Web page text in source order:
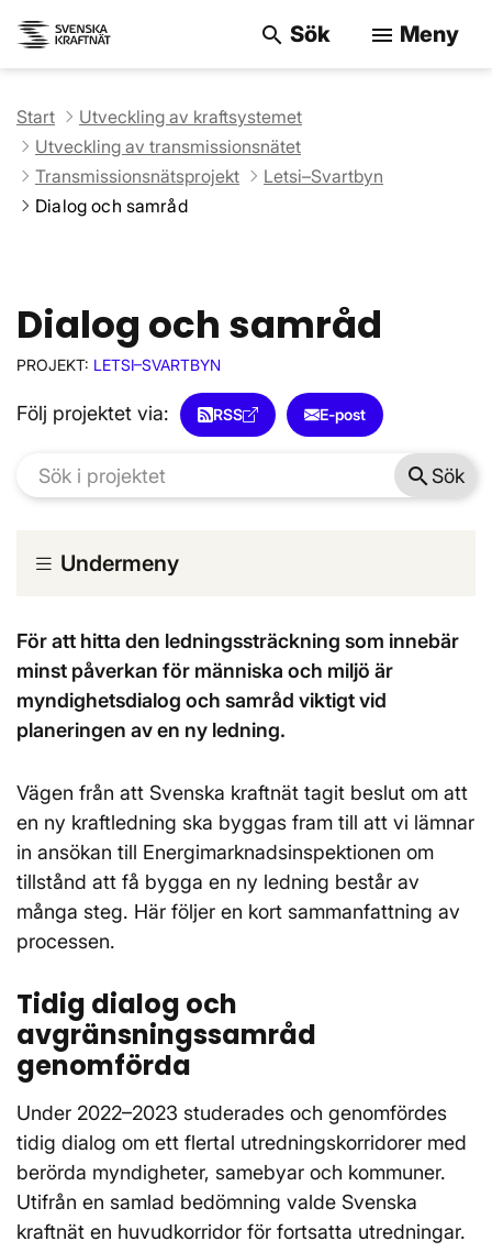
search Sök menu Meny
Start
Utveckling av kraftsystemet
Utveckling av transmissionsnätet
Transmissionsnätsprojekt
Letsi–Svartbyn
Dialog och samråd
Dialog och samråd
PROJEKT: LETSI–SVARTBYN
Följ projektet via: RSS E-post
search Sök
Undermeny
För att hitta den ledningssträckning som innebär
minst påverkan för människa och miljö är
myndighetsdialog och samråd viktigt vid
planeringen av en ny ledning.
Vägen från att Svenska kraftnät tagit beslut om att
en ny kraftledning ska byggas fram till att vi lämnar
in ansökan till Energimarknadsinspektionen om
tillstånd att få bygga en ny ledning består av
många steg. Här följer en kort sammanfattning av
processen.
Tidig dialog och
avgränsningssamråd
genomförda
Under 2022–2023 studerades och genomfördes
tidig dialog om ett flertal utredningskorridorer med
berörda myndigheter, samebyar och kommuner.
Utifrån en samlad bedömning valde Svenska
kraftnät en huvudkorridor för fortsatta utredningar.